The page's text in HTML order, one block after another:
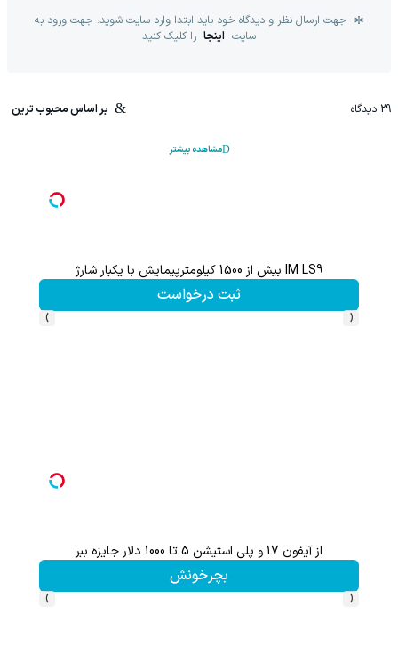
جهت ارسال نظر و دیدگاه خود باید ابتدا وارد سایت شوید. جهت ورود به
سایت اینجا را کلیک کنید
29 دیدگاه بر اساس محبوب ترین
مشاهده بیشتر
IM LS9 بیش از 1500 کیلومترپیمایش با یکبار شارژ
ثبت درخواست
‹
›
از آیفون 17 و پلی استیشن 5 تا 1000 دلار جایزه ببر
بچرخونش
‹
›